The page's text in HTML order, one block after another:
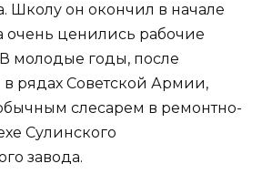
Школу он окончил в начале
очень ценились рабочие
молодые годы, после
рядах Советской Армии,
слесарем в ремонтно-
Сулинского
завода.